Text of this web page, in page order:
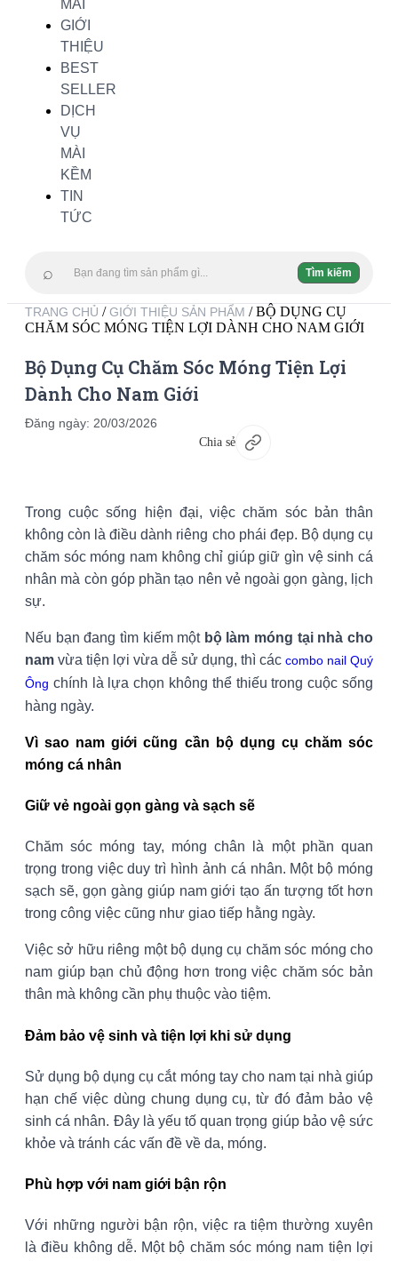
MÃI
GIỚI
THIỆU
BEST
SELLER
DỊCH
VỤ
MÀI
KỀM
TIN
TỨC
⌕ Tìm kiếm
TRANG CHỦ /GIỚI THIỆU SẢN PHẨM / BỘ DỤNG CỤ
CHĂM SÓC MÓNG TIỆN LỢI DÀNH CHO NAM GIỚI
Bộ Dụng Cụ Chăm Sóc Móng Tiện Lợi
Dành Cho Nam Giới
Đăng ngày: 20/03/2026
Chia sẻ
Trong cuộc sống hiện đại, việc chăm sóc bản thân
không còn là điều dành riêng cho phái đẹp. Bộ dụng cụ
chăm sóc móng nam không chỉ giúp giữ gìn vệ sinh cá
nhân mà còn góp phần tạo nên vẻ ngoài gọn gàng, lịch
sự.
Nếu bạn đang tìm kiếm một bộ làm móng tại nhà cho
nam vừa tiện lợi vừa dễ sử dụng, thì các combo nail Quý
Ông chính là lựa chọn không thể thiếu trong cuộc sống
hàng ngày.
Vì sao nam giới cũng cần bộ dụng cụ chăm sóc
móng cá nhân
Giữ vẻ ngoài gọn gàng và sạch sẽ
Chăm sóc móng tay, móng chân là một phần quan
trọng trong việc duy trì hình ảnh cá nhân. Một bộ móng
sạch sẽ, gọn gàng giúp nam giới tạo ấn tượng tốt hơn
trong công việc cũng như giao tiếp hằng ngày.
Việc sở hữu riêng một bộ dụng cụ chăm sóc móng cho
nam giúp bạn chủ động hơn trong việc chăm sóc bản
thân mà không cần phụ thuộc vào tiệm.
Đảm bảo vệ sinh và tiện lợi khi sử dụng
Sử dụng bộ dụng cụ cắt móng tay cho nam tại nhà giúp
hạn chế việc dùng chung dụng cụ, từ đó đảm bảo vệ
sinh cá nhân. Đây là yếu tố quan trọng giúp bảo vệ sức
khỏe và tránh các vấn đề về da, móng.
Phù hợp với nam giới bận rộn
Với những người bận rộn, việc ra tiệm thường xuyên
là điều không dễ. Một bộ chăm sóc móng nam tiện lợi